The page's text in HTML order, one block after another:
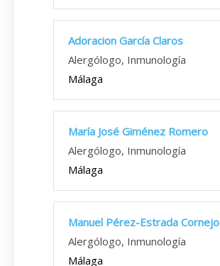
Adoracion García Claros
Alergólogo, Inmunología
Málaga
María José Giménez Romero
Alergólogo, Inmunología
Málaga
Manuel Pérez-Estrada Cornejo
Alergólogo, Inmunología
Málaga